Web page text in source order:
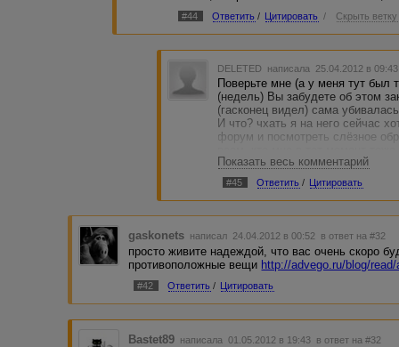
#44 Ответить / Цитировать / Скрыть ветку
DELETED написала 25.04.2012 в
Поверьте мне (а у меня тут был
(недель) Вы забудете об этом
(гасконец видел) сама
И что? чхать я на него сейчас
форум и посмотреть слёзное
меня нашли действительно
стоимостью за те же 2к. :)
обращайте внимание на чс.
тоже. :) Совершенствуйте свой
Показать весь комментарий
#45 Ответить / Цитировать
gaskonets написал 24.04.2012 в 00:52 в ответ на #32
просто живите надеждой, что вас очень скоро
противоположные вещи http://advego.ru/blog/
#42 Ответить / Цитировать
Bastet89 написала 01.05.2012 в 19:43 в ответ на #32